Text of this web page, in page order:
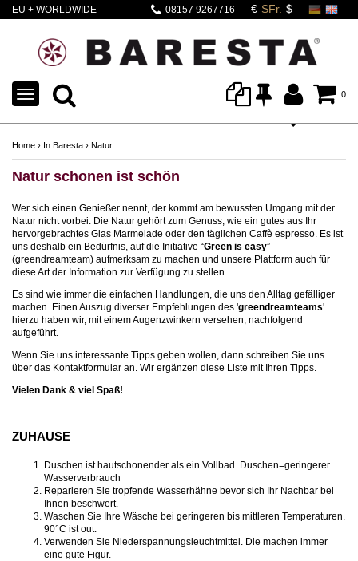
EU + WORLDWIDE
08157 9267716
0
TOGGLE
NAVIGATION
Home › In Baresta › Natur
Natur schonen ist schön
Wer sich einen Genießer nennt, der kommt am bewussten Umgang mit der
Natur nicht vorbei. Die Natur gehört zum Genuss, wie ein gutes aus Ihr
hervorgebrachtes Glas Marmelade oder den täglichen Caffè espresso. Es ist
uns deshalb ein Bedürfnis, auf die Initiative “Green is easy”
(greendreamteam) aufmerksam zu machen und unsere Plattform auch für
diese Art der Information zur Verfügung zu stellen.
Es sind wie immer die einfachen Handlungen, die uns den Alltag gefälliger
machen. Einen Auszug diverser Empfehlungen des 'greendreamteams'
hierzu haben wir, mit einem Augenzwinkern versehen, nachfolgend
aufgeführt.
Wenn Sie uns interessante Tipps geben wollen, dann schreiben Sie uns
über das Kontaktformular an. Wir ergänzen diese Liste mit Ihren Tipps.
Vielen Dank & viel Spaß!
ZUHAUSE
Duschen ist hautschonender als ein Vollbad. Duschen=geringerer
Wasserverbrauch
Reparieren Sie tropfende Wasserhähne bevor sich Ihr Nachbar bei
Ihnen beschwert.
Waschen Sie Ihre Wäsche bei geringeren bis mittleren Temperaturen.
90°C ist out.
Verwenden Sie Niederspannungsleuchtmittel. Die machen immer
eine gute Figur.